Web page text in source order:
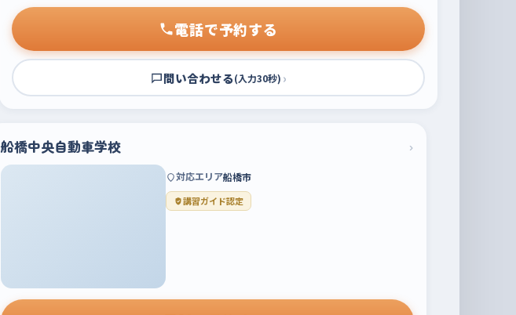
電話で予約する
問い合わせる(入力30秒) ›
船橋中央自動車学校 ›
対応エリア船橋市
講習ガイド認定